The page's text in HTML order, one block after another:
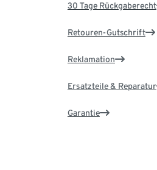
30 Tage Rückgaberecht
Retouren-Gutschrift
Reklamation
Ersatzteile & Reparatur
Garantie